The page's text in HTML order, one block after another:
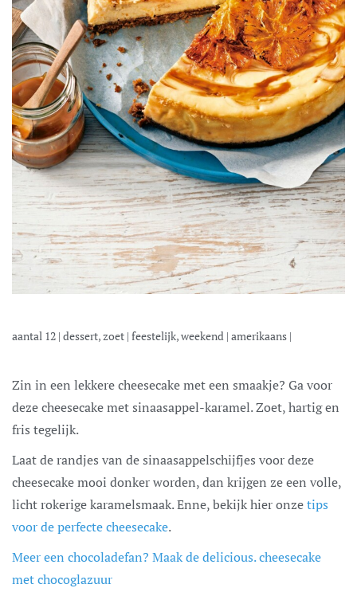
aantal 12 | dessert, zoet | feestelijk, weekend | amerikaans |
Zin in een lekkere cheesecake met een smaakje? Ga voor
deze cheesecake met sinaasappel-karamel. Zoet, hartig en
fris tegelijk.
Laat de randjes van de sinaasappelschijfjes voor deze
cheesecake mooi donker worden, dan krijgen ze een volle,
licht rokerige karamelsmaak. Enne, bekijk hier onzetips
voor de perfecte cheesecake.
Meer een chocoladefan? Maak de delicious. cheesecake
met chocoglazuur